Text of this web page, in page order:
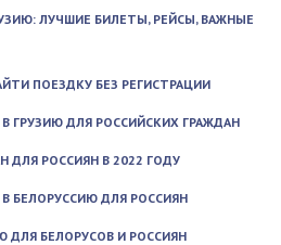
ЛУЧШИЕ БИЛЕТЫ, РЕЙСЫ, ВАЖНЫЕ
ПОЕЗДКУ БЕЗ РЕГИСТРАЦИИ
ГРУЗИЮ ДЛЯ РОССИЙСКИХ ГРАЖДАН
ДЛЯ РОССИЯН В 2022 ГОДУ
БЕЛОРУССИЮ ДЛЯ РОССИЯН
ДЛЯ БЕЛОРУСОВ И РОССИЯН